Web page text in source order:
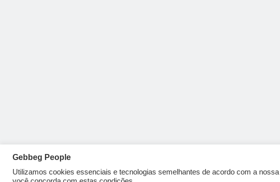
Gebbeg People
Utilizamos cookies essenciais e tecnologias semelhantes de acordo com a nossa